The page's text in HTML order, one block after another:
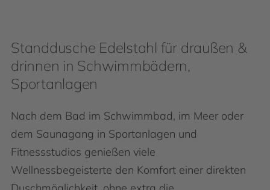
Standdusche Edelstahl für draußen &
drinnen in Schwimmbädern,
Sportanlagen
Nach dem Bad im Schwimmbad, im Meer oder
dem Saunagang in Sportanlagen und
Fitnessstudios genießen viele
Wellnessbegeisterte den Komfort einer direkten